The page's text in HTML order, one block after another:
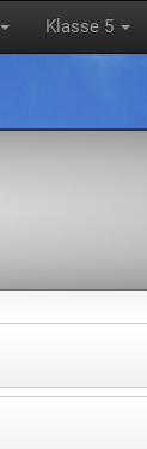
Klasse 5